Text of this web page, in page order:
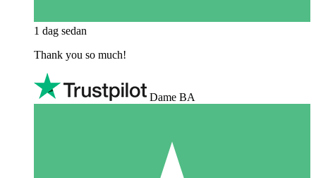
1 dag sedan
Thank you so much!
Dame BA